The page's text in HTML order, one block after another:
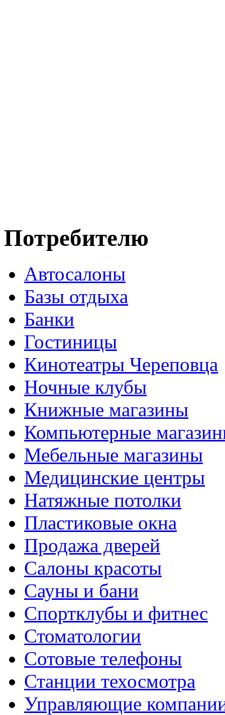
Потребителю
Автосалоны
Базы отдыха
Банки
Гостиницы
Кинотеатры Череповца
Ночные клубы
Книжные магазины
Компьютерные
Мебельные магазины
Медицинские центры
Натяжные потолки
Пластиковые окна
Продажа дверей
Салоны красоты
Сауны и бани
Спортклубы и фитнес
Стоматологии
Сотовые телефоны
Станции техосмотра
Управляющие